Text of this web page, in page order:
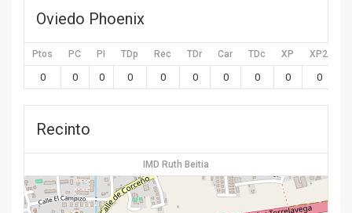
Oviedo Phoenix
Ptos PC PI TDp Rec TDr Car TDc XP XP2
0 0 0 0 0 0 0 0 0 0
Recinto
IMD Ruth Beitia